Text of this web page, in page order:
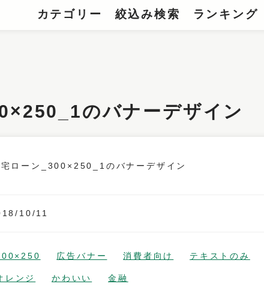
ランキング
絞込み検索
カテゴリー
のバナーデザイン
10/11
広告バナー 消費者向け テキストのみ
レンジ かわいい 金融